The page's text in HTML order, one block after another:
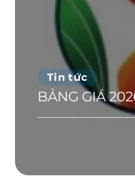
Tin tức
BẢNG GIÁ